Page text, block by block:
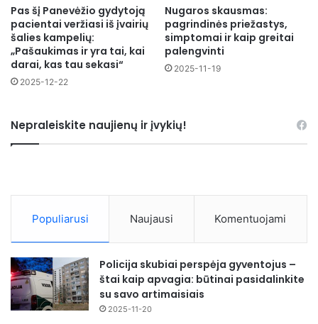
Pas šį Panevėžio gydytoją
pacientai veržiasi iš įvairių
šalies kampelių:
„Pašaukimas ir yra tai, kai
darai, kas tau sekasi“
2025-12-22
Nugaros skausmas:
pagrindinės priežastys,
simptomai ir kaip greitai
palengvinti
2025-11-19
Nepraleiskite naujienų ir įvykių!
Populiarusi Naujausi Komentuojami
Policija skubiai perspėja gyventojus –
štai kaip apvagia: būtinai pasidalinkite
su savo artimaisiais
2025-11-20